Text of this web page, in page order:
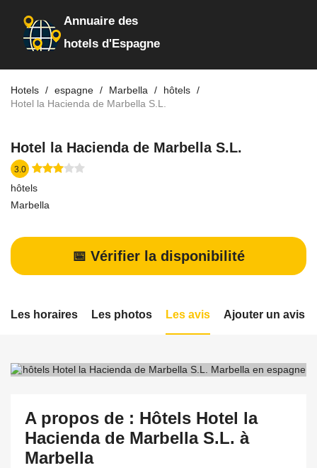
Annuaire des
hotels d'Espagne
Hotels espagne Marbella
hôtels
Hotel la Hacienda de Marbella S.L.
Hotel la Hacienda de Marbella S.L.
3.0
hôtels
Marbella
📅 Vérifier la disponibilité
Les horaires Les photos Les avis Ajouter un avis
A propos de : Hôtels Hotel la
Hacienda de Marbella S.L. à
Marbella